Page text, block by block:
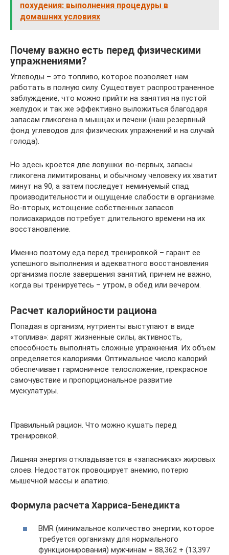
похудения: выполнения процедуры в
домашних условиях
Почему важно есть перед физическими
упражнениями?
Углеводы – это топливо, которое позволяет нам
работать в полную силу. Существует распространенное
заблуждение, что можно прийти на занятия на пустой
желудок и так же эффективно выложиться благодаря
запасам гликогена в мышцах и печени (наш резервный
фонд углеводов для физических упражнений и на случай
голода).
Но здесь кроется две ловушки: во-первых, запасы
гликогена лимитированы, и обычному человеку их хватит
минут на 90, а затем последует неминуемый спад
производительности и ощущение слабости в организме.
Во-вторых, истощение собственных запасов
полисахаридов потребует длительного времени на их
восстановление.
Именно поэтому еда перед тренировкой – гарант ее
успешного выполнения и адекватного восстановления
организма после завершения занятий, причем не важно,
когда вы тренируетесь – утром, в обед или вечером.
Расчет калорийности рациона
Попадая в организм, нутриенты выступают в виде
«топлива»: дарят жизненные силы, активность,
способность выполнять сложные упражнения. Их объем
определяется калориями. Оптимальное число калорий
обеспечивает гармоничное телосложение, прекрасное
самочувствие и пропорциональное развитие
мускулатуры.
Правильный рацион. Что можно кушать перед
тренировкой.
Лишняя энергия откладывается в «запасниках» жировых
слоев. Недостаток провоцирует анемию, потерю
мышечной массы и апатию.
Формула расчета Харриса-Бенедикта
BMR (минимальное количество энергии, которое
требуется организму для нормального
функционирования) мужчинам = 88,362 + (13,397